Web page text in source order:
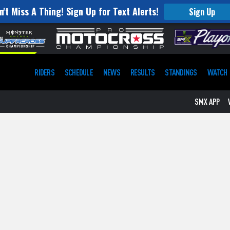
Miss A Thing! Sign Up for Text Alerts! Sign Up
RIDERS SCHEDULE NEWS RESULTS STANDINGS WATCH
SMX APP